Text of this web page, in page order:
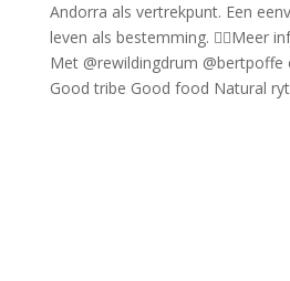
Good tribe Good food Natural